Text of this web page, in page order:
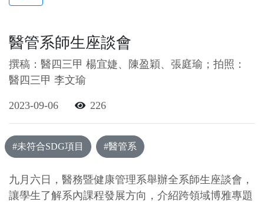
醫管系師生座談會
撰稿：醫四三甲 楊宜婕、陳盈穎、張庭瑜；拍照：
醫四三甲 李文瑜
2023-09-06 226
#未符合SDG項目 #醫管系
九月六日，醫務暨健康管理系舉辦全系師生座談會，
讓學生了解系內課程發展方向，介紹跨領域博雅專題